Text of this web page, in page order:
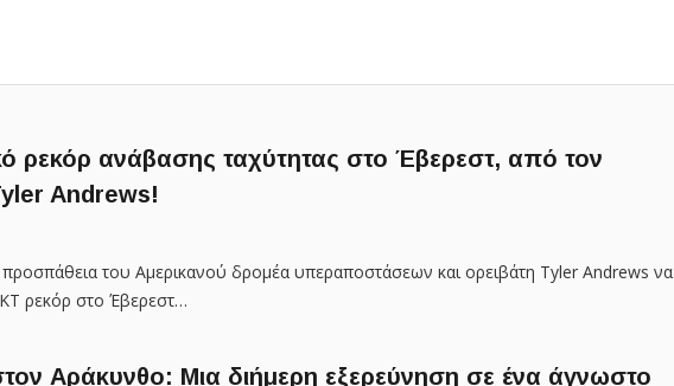
ρεκόρ ανάβασης ταχύτητας στο Έβερεστ, από τον
Andrews!
του Αμερικανού δρομέα υπεραποστάσεων και ορειβάτη Tyler Andrews να
ρεκόρ στο Έβερεστ…
Αράκυνθο: Mια διήμερη εξερεύνηση σε ένα άγνωστο